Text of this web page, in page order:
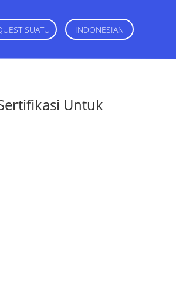
SUATU INDONESIAN
Untuk